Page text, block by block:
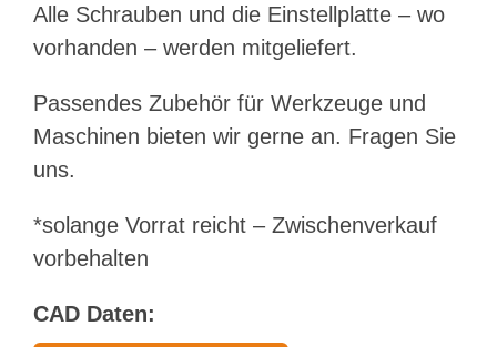
Alle Schrauben und die Einstellplatte – wo
vorhanden – werden mitgeliefert.
Passendes Zubehör für Werkzeuge und
Maschinen bieten wir gerne an. Fragen Sie
uns.
*solange Vorrat reicht – Zwischenverkauf
vorbehalten
CAD Daten: